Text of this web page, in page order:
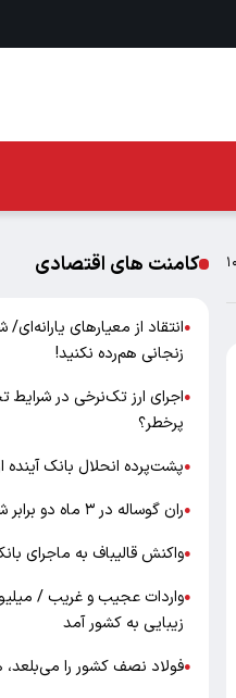
کامنت های اقتصادی
●انتقاد از معیارهای یارانه‌ای/
زنجانی هم‌رده نکنید!
●اجرای ارز تک‌نرخی در شرایط
پرخطر؟
●پشت‌پرده انحلال بانک
●ران گوساله در ۳ ماه دو برابر شد؛ کسی حواسش هست؟
●واکنش قالیباف به ماجرای
●واردات عجیب و غریب /
زیبایی به کشور آمد
●فولاد نصف کشور را می‌بلعد،